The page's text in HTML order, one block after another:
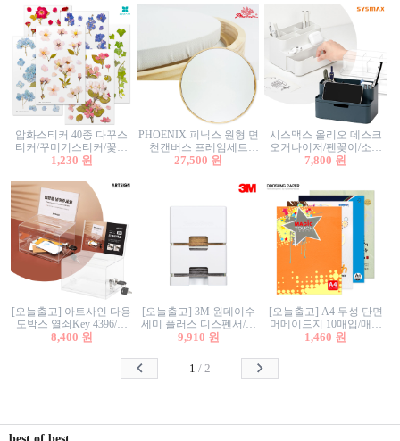
압화스티커 40종 다꾸스
티커/꾸미기스티커/꽃스
티커/압화꽃책갈피/팬시
1,230 원
PHOENIX 피닉스 원형 면
천캔버스 프레임세트
30cm/원형캔버스/플로팅
27,500 원
시스맥스 올리오 데스크
오거나이저/펜꽂이/소품
꽂이/소품함/정리함/수납
7,800 원
[오늘출고] 아트사인 다용
도박스 열쇠Key 4396/투
표함/건의함/모금함/응모
8,400 원
[오늘출고] 3M 원데이수
세미 플러스 디스펜서/소
프트수세미5매+강력수세
9,910 원
[오늘출고] A4 두성 단면
머메이드지 10매입/매직
터치/색지/색상지/색복사
칼라색지/고급복사지
1,460 원
1 / 2